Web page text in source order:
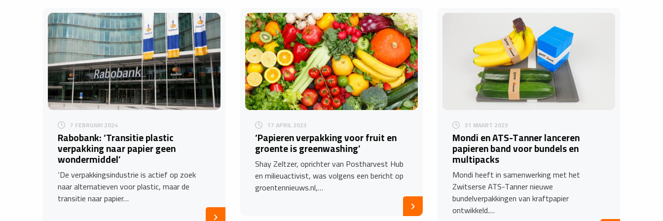
7 FEBRUARI 2024
Rabobank: ‘Transitie plastic
verpakking naar papier geen
wondermiddel’
‘De verpakkingsindustrie is actief op zoek
naar alternatieven voor plastic, maar de
transitie naar papier…
17 APRIL 2023
‘Papieren verpakking voor fruit en
groente is greenwashing’
Shay Zeltzer, oprichter van Postharvest Hub
en milieuactivist, was volgens een bericht op
groentennieuws.nl,…
31 MAART 2023
Mondi en ATS-Tanner lanceren
papieren band voor bundels en
multipacks
Mondi heeft in samenwerking met het
Zwitserse ATS-Tanner nieuwe
bundelverpakkingen van kraftpapier
ontwikkeld.…